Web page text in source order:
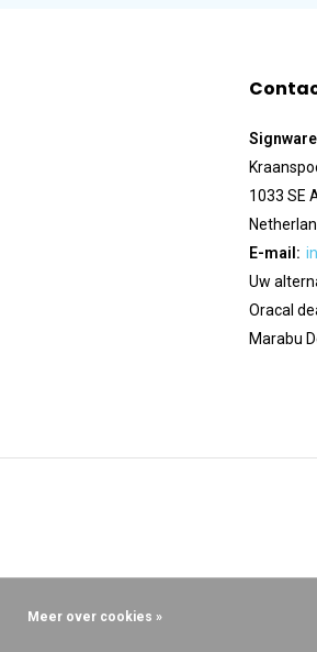
1033 SE
E-mail:
Uw
Oracal
Marabu
Meer over cookies »